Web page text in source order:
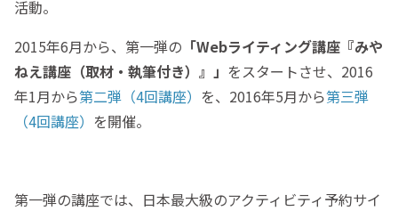
活動。
2015年6月から、第一弾の 「Webライティング講座『みや
ねえ講座（取材・執筆付き）』」 をスタートさせ、2016
年1月から第二弾（4回講座） を、2016年5月から第三弾
（4回講座） を開催。
第一弾の講座では、日本最大級のアクティビティ予約サイ